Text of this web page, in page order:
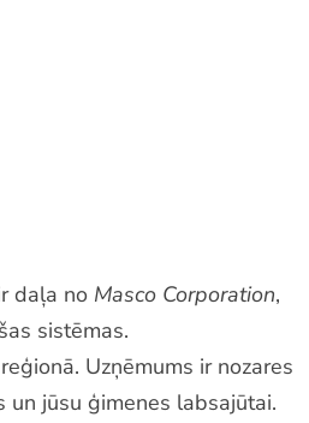
daļa no Masco Corporation,
sistēmas.
Uzņēmums ir nozares
jūsu ģimenes labsajūtai.